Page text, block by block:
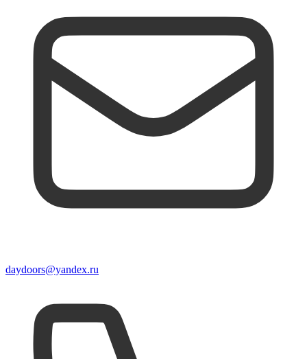
daydoors@yandex.ru